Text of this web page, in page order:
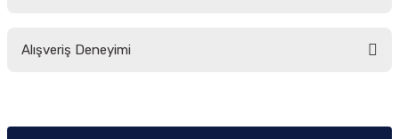
yetersiz gördüğünüz noktaları öneri formunu kullanarak tarafımıza
Alışveriş Deneyimi
Sitemize ilk yorumu siz yapın!